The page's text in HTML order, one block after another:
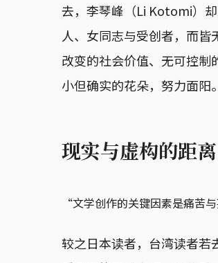
去，李琴峰（Li Kotomi）
人、女同志与受创者，而
改变的社会价值、无可控
小但确实的花朵，努力面阳。
现实与虚构的距离
“文学创作的关键因素是痛苦
较之日本读者，台湾读者